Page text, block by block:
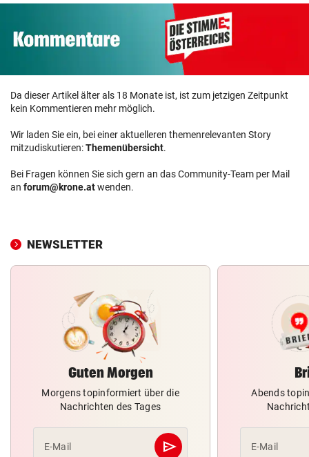
Da dieser Artikel älter als 18 Monate ist, ist zum jetzigen Zeitpunkt
kein Kommentieren mehr möglich.
Wir laden Sie ein, bei einer aktuelleren themenrelevanten Story
mitzudiskutieren:Themenübersicht.
Bei Fragen können Sie sich gern an das Community-Team per Mail
an forum@krone.atwenden.
NEWSLETTER
Guten Morgen
Morgens topinformiert über die
Nachrichten des Tages
E-Mail send
Abschicken
Abends
E-Mail